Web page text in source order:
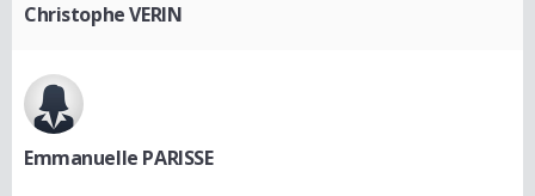
Christophe VERIN
Emmanuelle PARISSE